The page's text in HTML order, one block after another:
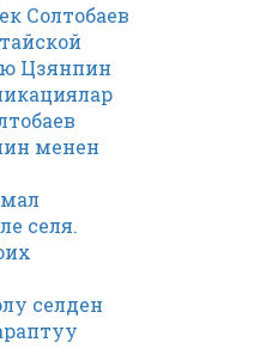
Солтобаев
Цзянпин
менен
селя.
селден